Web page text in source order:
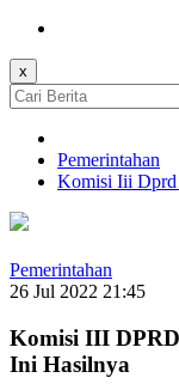
x
Pemerintahan
Komisi Iii Dprd
Pemerintahan
26 Jul 2022 21:45
Komisi III
Ini Hasilnya